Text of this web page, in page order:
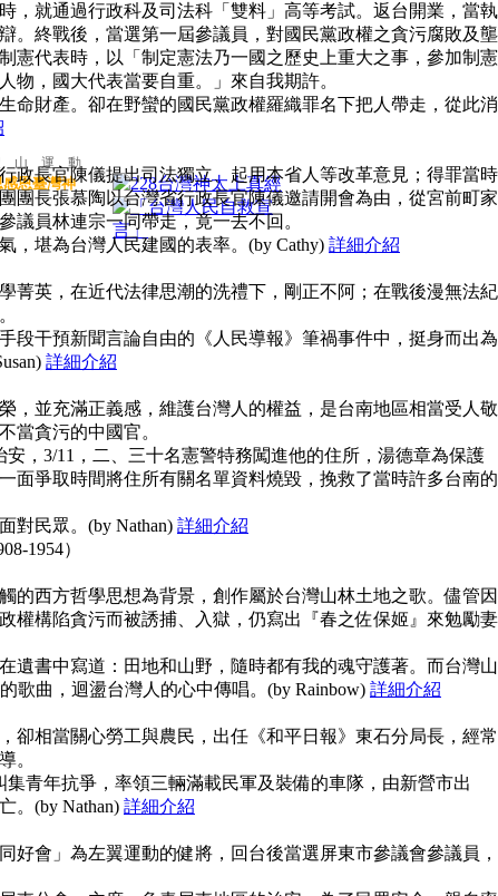
，就通過行政科及司法科「雙料」高等考試。返台開業，當執
。終戰後，當選第一屆參議員，對國民黨政權之貪污腐敗及壟
憲代表時，以「制定憲法乃一國之歷史上重大之事，參加制憲
物，國大代表當要自重。」來自我期許。
命財產。卻在野蠻的國民黨政權羅織罪名下把人帶走，從此消
政長官陳儀提出司法獨立、起用本省人等改革意見；得罪當時
團長張慕陶以台灣省行政長官陳儀邀請開會為由，從宮前町家
議員林連宗一同帶走，竟一去不回。
，堪為台灣人民建國的表率。(by Cathy) 詳細介紹
菁英，在近代法律思潮的洗禮下，剛正不阿；在戰後漫無法紀
段干預新聞言論自由的《人民導報》筆禍事件中，挺身而出為
詳細介紹
，並充滿正義感，維護台灣人的權益，是台南地區相當受人敬
當貪污的中國官。
安，3/11，二、三十名憲警特務闖進他的住所，湯德章為保護
面爭取時間將住所有關名單資料燒毀，挽救了當時許多台南的
對民眾。(by Nathan) 詳細介紹
1954）
的西方哲學思想為背景，創作屬於台灣山林土地之歌。儘管因
權構陷貪污而被誘捕、入獄，仍寫出『春之佐保姬』來勉勵妻
遺書中寫道：田地和山野，隨時都有我的魂守護著。而台灣山
歌曲，迴盪台灣人的心中傳唱。(by Rainbow) 詳細介紹
卻相當關心勞工與農民，出任《和平日報》東石分局長，經常
。
集青年抗爭，率領三輛滿載民軍及裝備的車隊，由新營市出
。(by Nathan) 詳細介紹
好會」為左翼運動的健將，回台後當選屏東市參議會參議員，
山 運 動
感恩臺灣神